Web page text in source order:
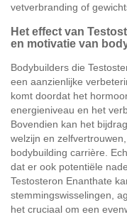
vetverbranding of
Het effect van
en motivatie van
Bodybuilders die
een aanzienlijke
komt doordat het
energieniveau en het
Bovendien kan het
welzijn en
bodybuilding carrière.
dat er ook potentiële
Testosteron Enanthate
stemmingswisselingen,
het cruciaal om een